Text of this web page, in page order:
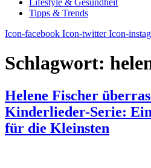
Lifestyle & Gesundheit
Tipps & Trends
Icon-facebook Icon-twitter Icon-
Schlagwort:
Helene Fischer
Kinderlieder-Serie:
für die Kleinsten